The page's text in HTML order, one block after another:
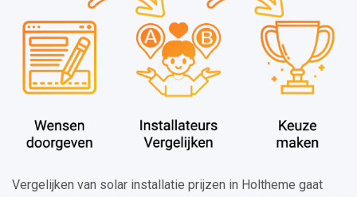
Vergelijken van solar installatie prijzen in Holtheme gaat